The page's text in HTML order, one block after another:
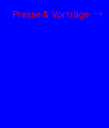
Presse & Vorträge